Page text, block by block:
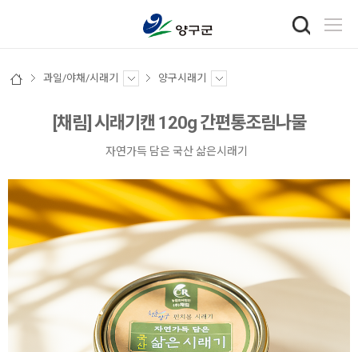
과일/야채/시래기 양구시래기
[채림] 시래기캔 120g 간편통조림나물
자연가득 담은 국산 삶은시래기